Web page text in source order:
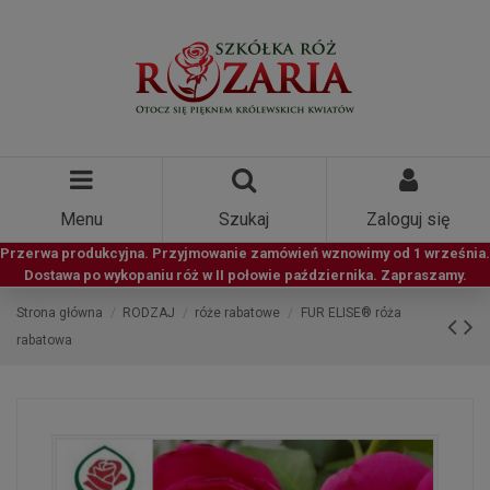
Menu Szukaj Zaloguj się
Przerwa produkcyjna. Przyjmowanie zamówień wznowimy od 1 września.
Dostawa po wykopaniu róż w II połowie października. Zapraszamy.
Strona główna RODZAJ róże rabatowe
FUR ELISE® róża
rabatowa